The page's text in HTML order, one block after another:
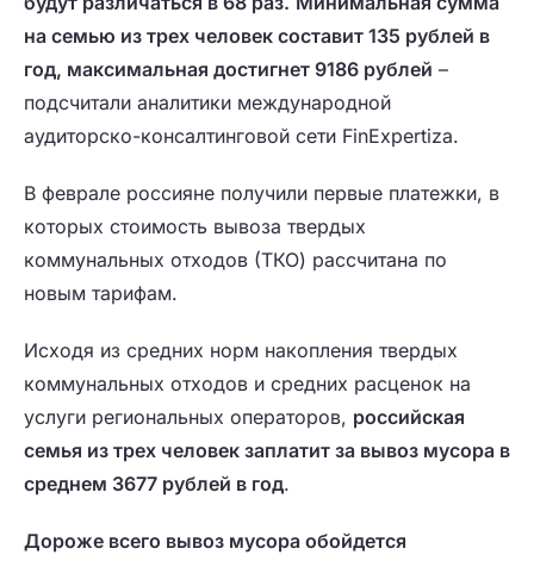
на семью из трех человек составит 135 рублей в
год, максимальная достигнет 9186 рублей –
подсчитали аналитики международной
аудиторско-консалтинговой сети FinExpertiza.
В феврале россияне получили первые платежки, в
которых стоимость вывоза твердых
коммунальных отходов (ТКО) рассчитана по
новым тарифам.
Исходя из средних норм накопления твердых
коммунальных отходов и средних расценок на
услуги региональных операторов, российская
семья из трех человек заплатит за вывоз мусора в
среднем 3677 рублей в год.
Дороже всего вывоз мусора обойдется